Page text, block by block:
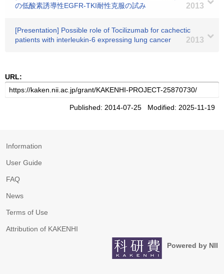
の低酸素誘導性EGFR-TKI耐性克服の試み
2013
[Presentation] Possible role of Tocilizumab for cachectic
patients with interleukin-6 expressing lung cancer
2013
URL:
Published: 2014-07-25 Modified: 2025-11-19
Information
User Guide
FAQ
News
Terms of Use
Attribution of KAKENHI
Powered by NII